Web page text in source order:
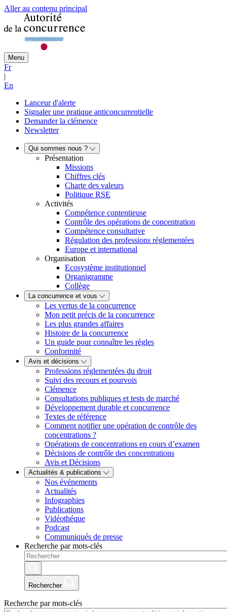
Aller au contenu principal
Menu
Fr
|
En
Lanceur d'alerte
Signaler une pratique anticoncurrentielle
Demander la clémence
Newsletter
Qui sommes nous ?
Présentation
Missions
Chiffres clés
Charte des valeurs
Politique RSE
Activités
Compétence contentieuse
Contrôle des opérations de concentration
Compétence consultative
Régulation des professions réglementées
Europe et international
Organisation
Ecosystème institutionnel
Organigramme
Collège
La concurrence et vous
Les vertus de la concurrence
Mon petit précis de la concurrence
Les plus grandes affaires
Histoire de la concurrence
Un guide pour connaître les règles
Conformité
Avis et décisions
Professions réglementées du droit
Suivi des recours et pourvois
Clémence
Consultations publiques et tests de marché
Développement durable et concurrence
Textes de référence
Comment notifier une opération de contrôle des
concentrations ?
Opérations de concentrations en cours d’examen
Décisions de contrôle des concentrations
Avis et Décisions
Actualités & publications
Nos événements
Actualités
Infographies
Publications
Vidéothéque
Podcast
Communiqués de presse
Recherche par mots-clés
Rechercher
Recherche par mots-clés